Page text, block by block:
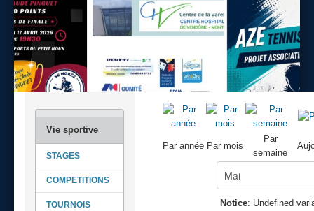
STAGES
COMPETITIONS
TOURNOIS
Par année Par mois
Par
semaine
Notice: Undefined